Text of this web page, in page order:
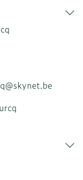
skynet.be